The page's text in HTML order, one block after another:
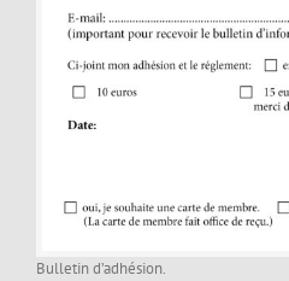
Bulletin d’adhésion.